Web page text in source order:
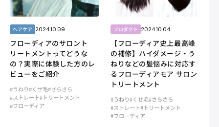
ヘアケア 2024.10.09
フローディアのサロント
リートメントってどうな
の？実際に体験した方のレ
ビューをご紹介
#うねり#くせ毛#さらさら
#ストレート#トリートメント
#フローディア
プロダクト 2024.10.04
【フローディア史上最高峰
の補修】ハイダメージ・う
ねりなどの髪悩みに対応す
るフローディアモア サロン
トリートメント
#うねり#くせ毛#さらさら
#ストレート#トリートメント
#フローディア